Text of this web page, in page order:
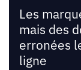
Les
mais des
erronées
ligne